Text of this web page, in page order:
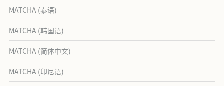
MATCHA (泰语)
MATCHA (韩国语)
MATCHA (简体中文)
MATCHA (印尼语)